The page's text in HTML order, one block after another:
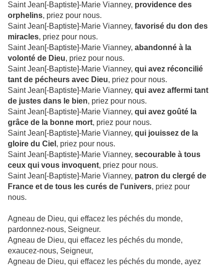
Saint Jean[-Baptiste]-Marie Vianney, providence des
orphelins, priez pour nous.
Saint Jean[-Baptiste]-Marie Vianney, favorisé du don des
miracles, priez pour nous.
Saint Jean[-Baptiste]-Marie Vianney, abandonné à la
volonté de Dieu, priez pour nous.
Saint Jean[-Baptiste]-Marie Vianney, qui avez réconcilié
tant de pécheurs avec Dieu, priez pour nous.
Saint Jean[-Baptiste]-Marie Vianney, qui avez affermi tant
de justes dans le bien, priez pour nous.
Saint Jean[-Baptiste]-Marie Vianney, qui avez goûté la
grâce de la bonne mort, priez pour nous.
Saint Jean[-Baptiste]-Marie Vianney, qui jouissez de la
gloire du Ciel , priez pour nous.
Saint Jean[-Baptiste]-Marie Vianney, secourable à tous
ceux qui vous invoquent, priez pour nous.
Saint Jean[-Baptiste]-Marie Vianney, patron du clergé de
France et de tous les curés de l'univers, priez pour
nous.
Agneau de Dieu, qui effacez les péchés du monde,
pardonnez-nous, Seigneur.
Agneau de Dieu, qui effacez les péchés du monde,
exaucez-nous, Seigneur,
Agneau de Dieu, qui effacez les péchés du monde, ayez